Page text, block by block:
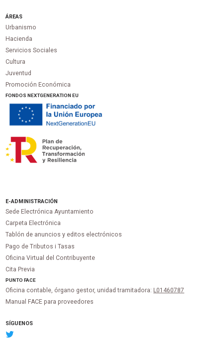
ÁREAS
Urbanismo
Hacienda
Servicios Sociales
Cultura
Juventud
Promoción Económica
FONDOS NEXTGENERATION EU
E-ADMINISTRACIÓN
Sede Electrónica Ayuntamiento
Carpeta Electrónica
Tablón de anuncios y editos electrónicos
Pago de Tributos i Tasas
Oficina Virtual del Contribuyente
Cita Previa
PUNTOFACE
Oficina contable, órgano gestor, unidad tramitadora: L01460787
Manual FACE para proveedores
SÍGUENOS